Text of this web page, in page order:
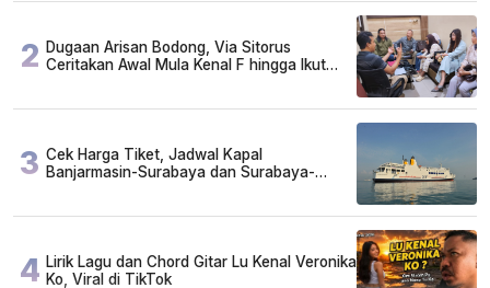
2 Dugaan Arisan Bodong, Via Sitorus
Ceritakan Awal Mula Kenal F hingga Ikut
3 Cek Harga Tiket, Jadwal Kapal
Banjarmasin-Surabaya dan Surabaya-
4 Lirik Lagu dan Chord Gitar Lu Kenal Veronika
Ko, Viral di TikTok